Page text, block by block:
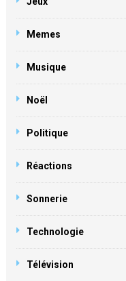
Memes
Musique
Noël
Politique
Réactions
Sonnerie
Technologie
Télévision